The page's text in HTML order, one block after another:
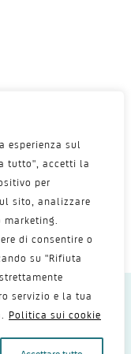
esperienza sul
tutto", accetti la
per
sito, analizzare
di consentire o
su "Rifiuta
servizio e la tua
Politica sui cookie
d’uso
Contattaci